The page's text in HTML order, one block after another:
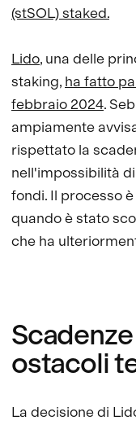
(stSOL) staked.
Lido, una delle
staking, ha fatto
febbraio 2024.
ampiamente
rispettato la
nell'impossibilità
fondi. Il processo
quando è stato
che ha
ostacoli
La decisione di